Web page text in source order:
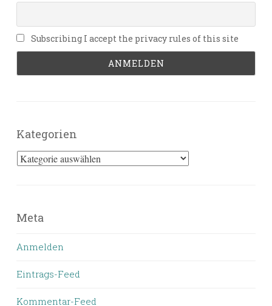
Subscribing I accept the privacy rules of this site
Kategorien
Kategorien
Meta
Anmelden
Eintrags-Feed
Kommentar-Feed